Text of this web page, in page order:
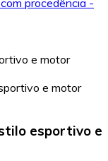
e motor
esportivo e